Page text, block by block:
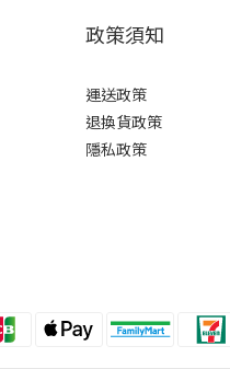
政策須知
運送政策
退換貨政策
隱私政策